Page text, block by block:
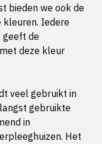
bieden we ook de
kleuren. Iedere
geeft de
deze kleur
veel gebruikt in
gebruikte
in
Het